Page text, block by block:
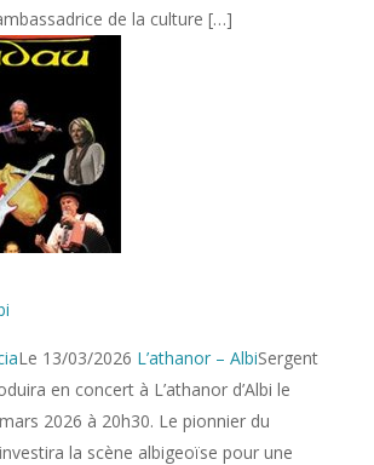
de la culture […]
Le 13/03/2026 L’athanor – AlbiSergent
en concert à L’athanor d’Albi le
2026 à 20h30. Le pionnier du
la scène albigeoïse pour une